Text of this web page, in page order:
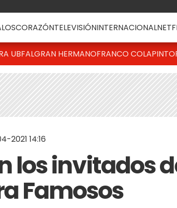
CORAZÓNTELEVISIÓNINTERNACIONAL
UBFALGRAN HERMANOFRANCO COLAPINTO
2021 14:16
los invitados
Famosos